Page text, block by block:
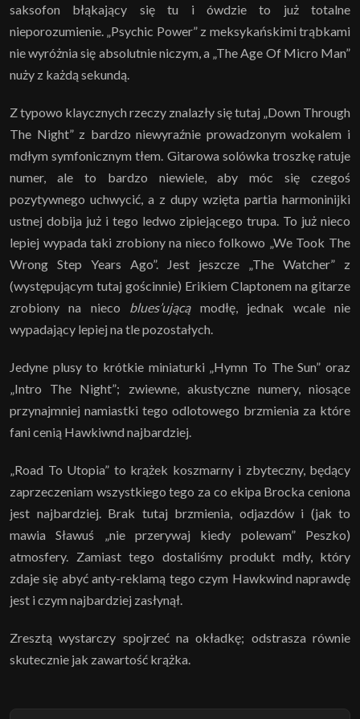
saksofon błąkający się tu i ówdzie to już totalne
nieporozumienie. „Psychic Power” z meksykańskimi trąbkami
nie wyróżnia się absolutnie niczym, a „The Age Of Micro Man”
nuży z każdą sekundą.
Z typowo klaycznych rzeczy znalazły się tutaj „Down Through
The Night” z bardzo niewyraźnie prowadzonym wokalem i
mdłym symfonicznym tłem. Gitarowa solówka troszkę ratuje
numer, ale to bardzo niewiele, aby móc się czegoś
pozytywnego uchwycić, a z dupy wzięta partia harmoninijki
ustnej dobija już i tego ledwo zipiejącego trupa. To już nieco
lepiej wypada taki zrobiony na nieco folkowo „We Took The
Wrong Step Years Ago”. Jest jeszcze „The Watcher” z
(występującym tutaj gościnnie) Erikiem Claptonem na gitarze
zrobiony na nieco blues’ującąmodłę, jednak wcale nie
wypadający lepiej na tle pozostałych.
Jedyne plusy to krótkie miniaturki „Hymn To The Sun” oraz
„Intro The Night”; zwiewne, akustyczne numery, niosące
przynajmniej namiastki tego odlotowego brzmienia za które
fani cenią Hawkiwnd najbardziej.
„Road To Utopia” to krążek koszmarny i zbyteczny, będący
zaprzeczeniam wszystkiego tego za co ekipa Brocka ceniona
jest najbardziej. Brak tutaj brzmienia, odjazdów i (jak to
mawia Sławuś „nie przerywaj kiedy polewam” Peszko)
atmosfery. Zamiast tego dostaliśmy produkt mdły, który
zdaje się abyć anty-reklamą tego czym Hawkwind naprawdę
jest i czym najbardziej zasłynął.
Zresztą wystarczy spojrzeć na okładkę; odstrasza równie
skutecznie jak zawartość krążka.